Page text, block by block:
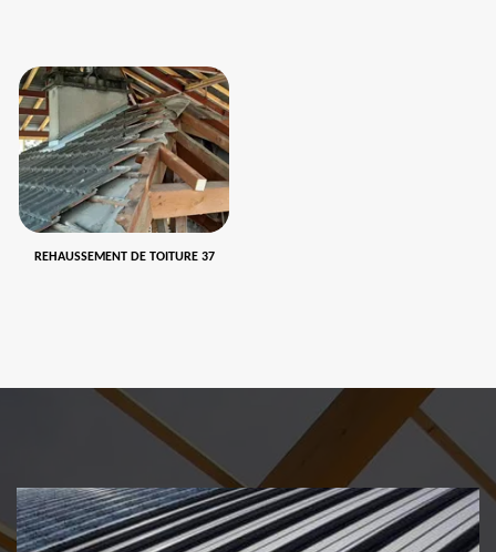
REHAUSSEMENT DE TOITURE 37